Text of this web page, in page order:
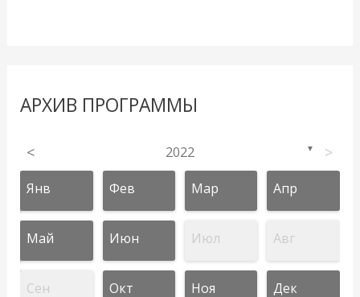
АРХИВ ПРОГРАММЫ
< 2022 ▼ >
Янв Фев Мар Апр
Май Июн Июл Авг
Сен Окт Ноя Дек